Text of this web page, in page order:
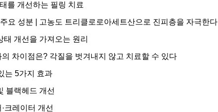
를 개선하는 필링 치료
요 성분 | 고농도 트리클로로아세트산으로 진피층을 자극한다
태 개선을 가져오는 원리
차이점은? 각질을 벗겨내지 않고 치료할 수 있다
는 5가지 효과
블랙헤드 개선
크레이터 개선